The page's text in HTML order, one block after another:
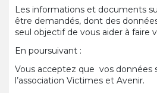
Les informations et documents
être demandés, dont des
seul objectif de vous aider à faire
En poursuivant :
Vous acceptez que vos données
l’association Victimes et Avenir.